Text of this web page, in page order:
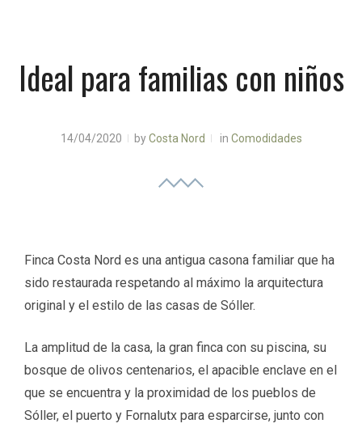
Ideal para familias con niños
14/04/2020 byCosta Nord in Comodidades
Finca Costa Nord es una antigua casona familiar que ha
sido restaurada respetando al máximo la arquitectura
original y el estilo de las casas de Sóller.
La amplitud de la casa, la gran finca con su piscina, su
bosque de olivos centenarios, el apacible enclave en el
que se encuentra y la proximidad de los pueblos de
Sóller, el puerto y Fornalutx para esparcirse, junto con